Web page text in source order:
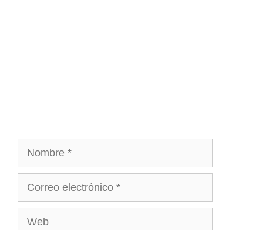
Nombre
Correo
electrónico
Web